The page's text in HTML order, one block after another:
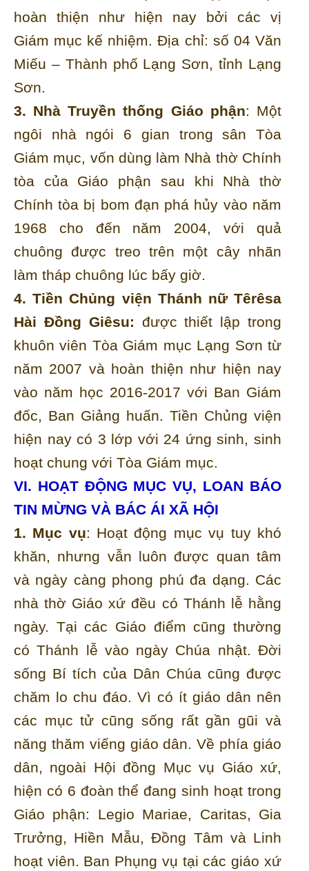
hoàn thiện như hiện nay bởi các vị
Giám mục kế nhiệm. Địa chỉ: số 04 Văn
Miếu – Thành phố Lạng Sơn, tỉnh Lạng
Sơn.
3. Nhà Truyền thống Giáo phận: Một
ngôi nhà ngói 6 gian trong sân Tòa
Giám mục, vốn dùng làm Nhà thờ Chính
tòa của Giáo phận sau khi Nhà thờ
Chính tòa bị bom đạn phá hủy vào năm
1968 cho đến năm 2004, với quả
chuông được treo trên một cây nhãn
làm tháp chuông lúc bấy giờ.
4. Tiền Chủng viện Thánh nữ Têrêsa
Hài Đồng Giêsu: được thiết lập trong
khuôn viên Tòa Giám mục Lạng Sơn từ
năm 2007 và hoàn thiện như hiện nay
vào năm học 2016-2017 với Ban Giám
đốc, Ban Giảng huấn. Tiền Chủng viện
hiện nay có 3 lớp với 24 ứng sinh, sinh
hoạt chung với Tòa Giám mục.
VI. HOẠT ĐỘNG MỤC VỤ, LOAN BÁO
TIN MỪNG VÀ BÁC ÁI XÃ HỘI
1. Mục vụ: Hoạt động mục vụ tuy khó
khăn, nhưng vẫn luôn được quan tâm
và ngày càng phong phú đa dạng. Các
nhà thờ Giáo xứ đều có Thánh lễ hằng
ngày. Tại các Giáo điểm cũng thường
có Thánh lễ vào ngày Chúa nhật. Đời
sống Bí tích của Dân Chúa cũng được
chăm lo chu đáo. Vì có ít giáo dân nên
các mục tử cũng sống rất gần gũi và
năng thăm viếng giáo dân. Về phía giáo
dân, ngoài Hội đồng Mục vụ Giáo xứ,
hiện có 6 đoàn thể đang sinh hoạt trong
Giáo phận: Legio Mariae, Caritas, Gia
Trưởng, Hiền Mẫu, Đồng Tâm và Linh
hoạt viên. Ban Phụng vụ tại các giáo xứ